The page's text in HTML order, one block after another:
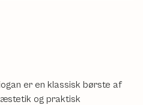
er en klassisk børste af
og praktisk